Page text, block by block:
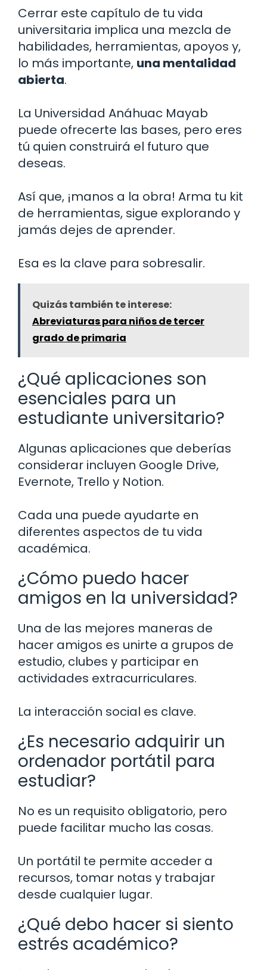
Cerrar este capítulo de tu vida
universitaria implica una mezcla de
habilidades, herramientas, apoyos y,
lo más importante, una mentalidad
abierta.
La Universidad Anáhuac Mayab
puede ofrecerte las bases, pero eres
tú quien construirá el futuro que
deseas.
Así que, ¡manos a la obra! Arma tu kit
de herramientas, sigue explorando y
jamás dejes de aprender.
Esa es la clave para sobresalir.
Quizás también te interese:
Abreviaturas para niños de tercer
grado de primaria
¿Qué aplicaciones son
esenciales para un
estudiante universitario?
Algunas aplicaciones que deberías
considerar incluyen Google Drive,
Evernote, Trello y Notion.
Cada una puede ayudarte en
diferentes aspectos de tu vida
académica.
¿Cómo puedo hacer
amigos en la universidad?
Una de las mejores maneras de
hacer amigos es unirte a grupos de
estudio, clubes y participar en
actividades extracurriculares.
La interacción social es clave.
¿Es necesario adquirir un
ordenador portátil para
estudiar?
No es un requisito obligatorio, pero
puede facilitar mucho las cosas.
Un portátil te permite acceder a
recursos, tomar notas y trabajar
desde cualquier lugar.
¿Qué debo hacer si siento
estrés académico?